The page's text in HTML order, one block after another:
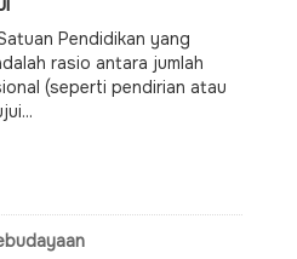
Pendidikan yang
rasio antara jumlah
(seperti pendirian atau